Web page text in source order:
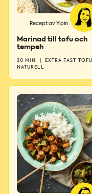
Recept av Yipin
Marinad till tofu och
tempeh
30 MIN
EXTRA FAST TOFU
NATURELL